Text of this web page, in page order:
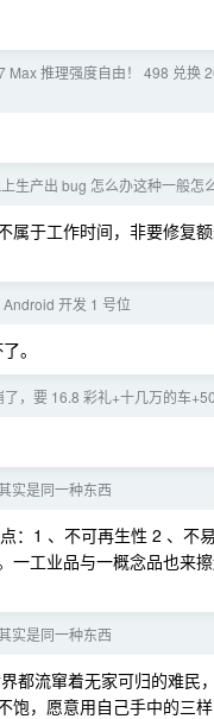
Max 推理强度自由！ 498 兑换
生产出 bug 怎么办这种一般怎
于工作时间，非要修复
开发 1 号位
。
，要 16.8 彩礼+十几万的车
实是同一种东西
：1 、不可再生性 2 、不
一工业品与一概念品也来
实是同一种东西
都流窜着无家可归的难民
，愿意用自己手中的三